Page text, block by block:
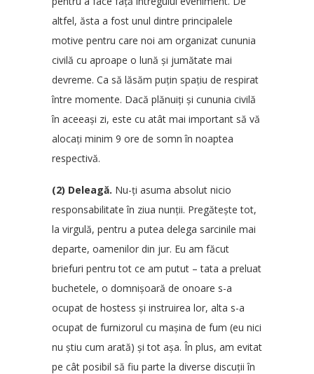
altfel, ăsta a fost unul dintre principalele
motive pentru care noi am organizat cununia
civilă cu aproape o lună și jumătate mai
devreme. Ca să lăsăm puțin spațiu de respirat
între momente. Dacă plănuiți și cununia civilă
în aceeași zi, este cu atât mai important să vă
alocați minim 9 ore de somn în noaptea
respectivă.
(2) Deleagă. Nu-ți asuma absolut nicio
responsabilitate în ziua nunții. Pregătește tot,
la virgulă, pentru a putea delega sarcinile mai
departe, oamenilor din jur. Eu am făcut
briefuri pentru tot ce am putut – tata a preluat
buchetele, o domnișoară de onoare s-a
ocupat de hostess și instruirea lor, alta s-a
ocupat de furnizorul cu mașina de fum (eu nici
nu știu cum arată) și tot așa. În plus, am evitat
pe cât posibil să fiu parte la diverse discuții în